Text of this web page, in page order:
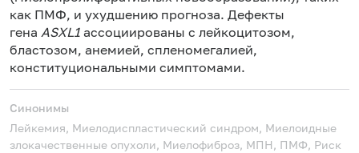
как ПМФ, и ухудшению прогноза. Дефекты
гена ASXL1 ассоциированы с лейкоцитозом,
бластозом, анемией, спленомегалией,
конституциональными симптомами.
Синонимы
Лейкемия, Миелодиспластический синдром, Миелоидные
злокачественные опухоли, Миелофиброз, МПН, ПМФ, Риск